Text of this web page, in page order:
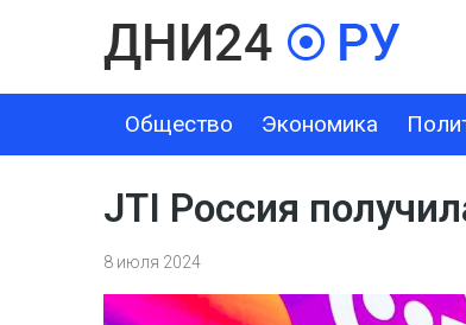
Общество Экономика
ЭКОНОМИКА ПОЛИТИКА ШОУ-
JTI Россия
8 июля 2024